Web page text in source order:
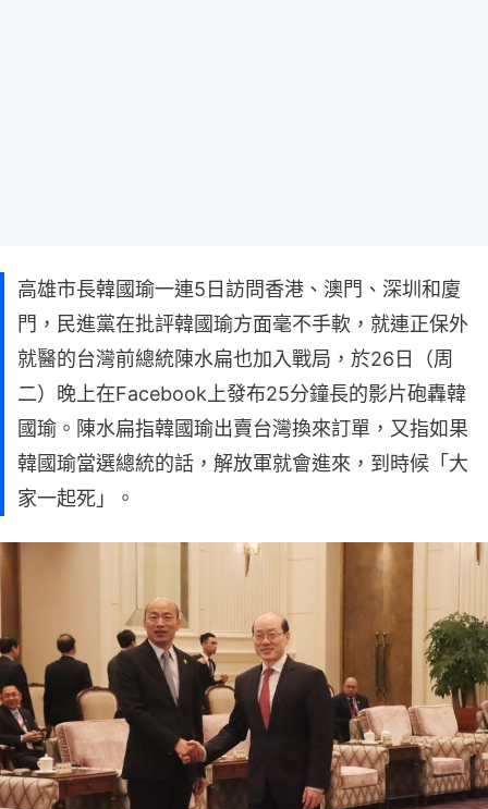
高雄市長韓國瑜一連5日訪問香港、澳門、深圳和廈
門，民進黨在批評韓國瑜方面毫不手軟，就連正保外
就醫的台灣前總統陳水扁也加入戰局，於26日（周
二）晚上在Facebook上發布25分鐘長的影片砲轟韓
國瑜。陳水扁指韓國瑜出賣台灣換來訂單，又指如果
韓國瑜當選總統的話，解放軍就會進來，到時候「大
家一起死」。